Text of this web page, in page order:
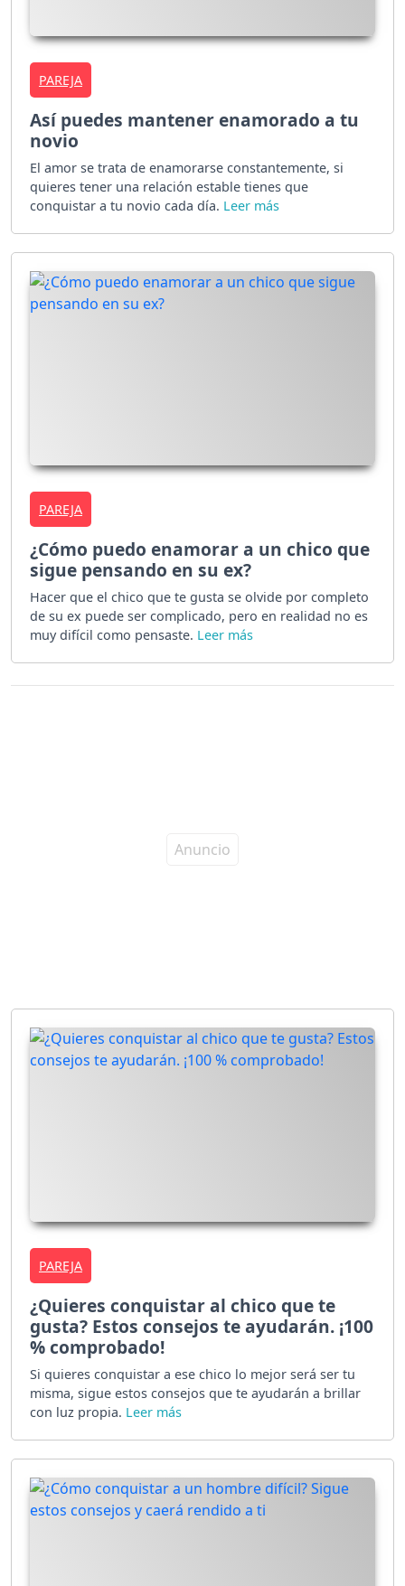
PAREJA
Así puedes mantener enamorado a tu
novio
El amor se trata de enamorarse constantemente, si
quieres tener una relación estable tienes que
conquistar a tu novio cada día.
PAREJA
¿Cómo puedo enamorar a un chico que
sigue pensando en su ex?
Hacer que el chico que te gusta se olvide por completo
de su ex puede ser complicado, pero en realidad no es
muy difícil como pensaste.
PAREJA
¿Quieres conquistar al chico que te
gusta? Estos consejos te ayudarán. ¡100
% comprobado!
Si quieres conquistar a ese chico lo mejor será ser tu
misma, sigue estos consejos que te ayudarán a brillar
con luz propia.